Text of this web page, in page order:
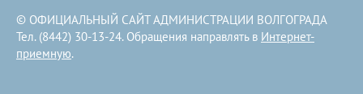
© ОФИЦИАЛЬНЫЙ САЙТ АДМИНИСТРАЦИИ ВОЛГОГРАДА
Тел. (8442) 30-13-24. Обращения направлять в Интернет-
приемную.